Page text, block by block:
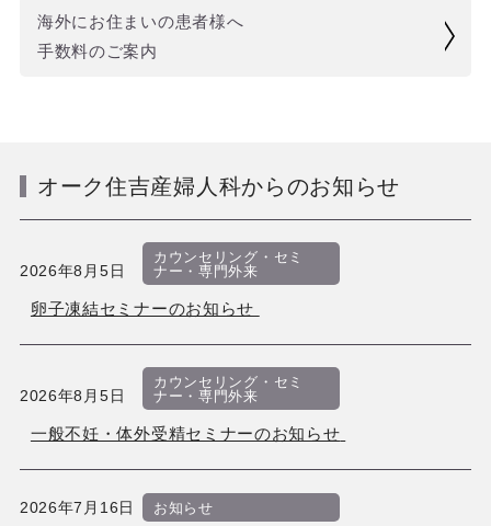
海外にお住まいの患者様へ
手数料のご案内
オーク住吉産婦人科からのお知らせ
2026年8月5日
カウンセリング・セミ
ナー・専門外来
卵子凍結セミナーのお知らせ
2026年8月5日
カウンセリング・セミ
ナー・専門外来
一般不妊・体外受精セミナーのお知らせ
2026年7月16日 お知らせ